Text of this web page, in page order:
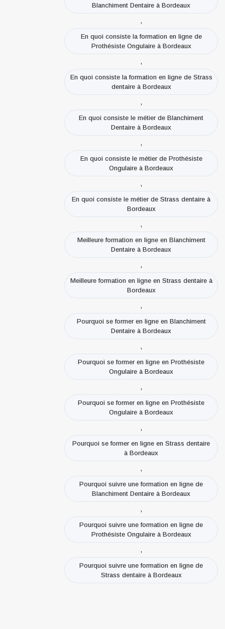
Blanchiment Dentaire à Bordeaux
,
En quoi consiste la formation en ligne de
Prothésiste Ongulaire à Bordeaux
,
En quoi consiste la formation en ligne de Strass
dentaire à Bordeaux
,
En quoi consiste le métier de Blanchiment
Dentaire à Bordeaux
,
En quoi consiste le métier de Prothésiste
Ongulaire à Bordeaux
,
En quoi consiste le métier de Strass dentaire à
Bordeaux
,
Meilleure formation en ligne en Blanchiment
Dentaire à Bordeaux
,
Meilleure formation en ligne en Strass dentaire à
Bordeaux
,
Pourquoi se former en ligne en Blanchiment
Dentaire à Bordeaux
,
Pourquoi se former en ligne en Prothésiste
Ongulaire à Bordeaux
,
Pourquoi se former en ligne en Prothésiste
Ongulaire à Bordeaux
,
Pourquoi se former en ligne en Strass dentaire
à Bordeaux
,
Pourquoi suivre une formation en ligne de
Blanchiment Dentaire à Bordeaux
,
Pourquoi suivre une formation en ligne de
Prothésiste Ongulaire à Bordeaux
,
Pourquoi suivre une formation en ligne de
Strass dentaire à Bordeaux